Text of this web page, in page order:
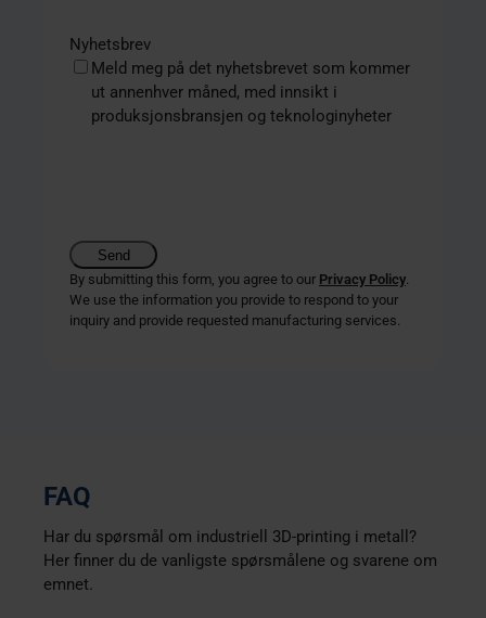
Nyhetsbrev
Meld meg på det nyhetsbrevet som kommer
ut annenhver måned, med innsikt i
produksjonsbransjen og teknologinyheter
By submitting this form, you agree to our Privacy Policy.
We use the information you provide to respond to your
inquiry and provide requested manufacturing services.
FAQ
Har du spørsmål om industriell 3D-printing i metall?
Her finner du de vanligste spørsmålene og svarene om
emnet.